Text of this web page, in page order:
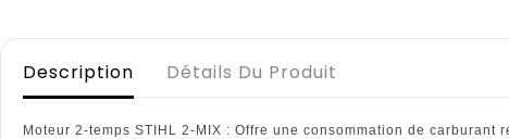
Description Détails Du Produit
Moteur 2-temps STIHL 2-MIX : Offre une consommation de